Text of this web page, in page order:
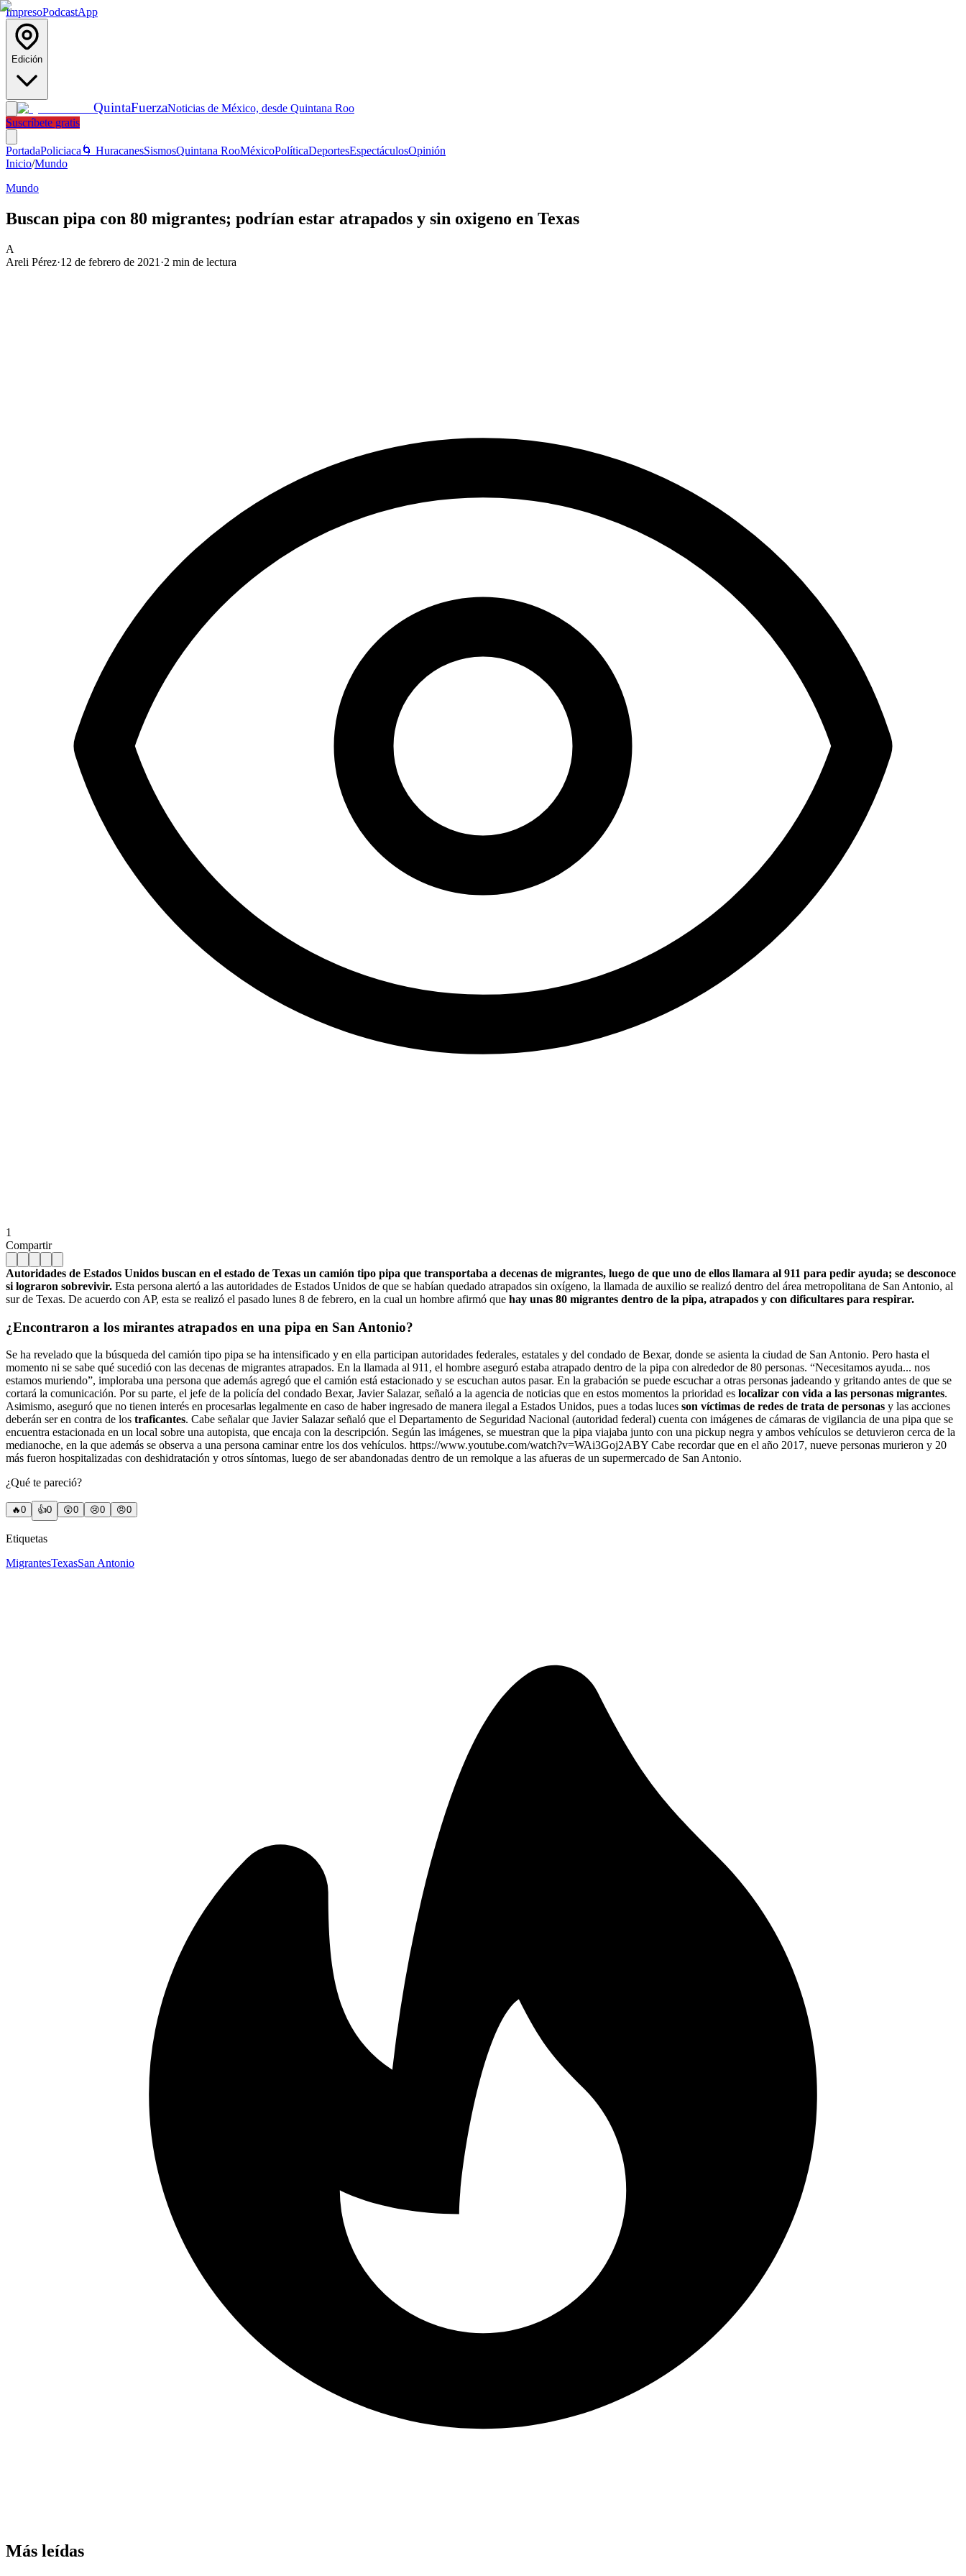
ImpresoPodcastApp
Edición
QuintaFuerzaNoticias de México, desde Quintana Roo
Suscríbete gratis
PortadaPoliciaca 🌀 HuracanesSismosQuintana RooMéxicoPolíticaDeportesEspectáculosOpinión
Inicio/Mundo
Mundo
Buscan pipa con 80 migrantes; podrían estar atrapados y sin oxigeno en Texas
A
Areli Pérez·12 de febrero de 2021 ·2 min de lectura
1
Compartir
Autoridades de Estados Unidos buscan en el estado de Texas un camión tipo pipa que transportaba a decenas de migrantes, luego de que uno de ellos llamara al 911 para pedir ayuda; se desconoce
si lograron sobrevivir. Esta persona alertó a las autoridades de Estados Unidos de que se habían quedado atrapados sin oxígeno, la llamada de auxilio se realizó dentro del área metropolitana de San Antonio, al
sur de Texas. De acuerdo con AP, esta se realizó el pasado lunes 8 de febrero, en la cual un hombre afirmó que hay unas 80 migrantes dentro de la pipa, atrapados y con dificultares para respirar.
¿Encontraron a los mirantes atrapados en una pipa en San Antonio?
Se ha revelado que la búsqueda del camión tipo pipa se ha intensificado y en ella participan autoridades federales, estatales y del condado de Bexar, donde se asienta la ciudad de San Antonio. Pero hasta el
momento ni se sabe qué sucedió con las decenas de migrantes atrapados. En la llamada al 911, el hombre aseguró estaba atrapado dentro de la pipa con alrededor de 80 personas. “Necesitamos ayuda... nos
estamos muriendo”, imploraba una persona que además agregó que el camión está estacionado y se escuchan autos pasar. En la grabación se puede escuchar a otras personas jadeando y gritando antes de que se
cortará la comunicación. Por su parte, el jefe de la policía del condado Bexar, Javier Salazar, señaló a la agencia de noticias que en estos momentos la prioridad es localizar con vida a las personas migrantes.
Asimismo, aseguró que no tienen interés en procesarlas legalmente en caso de haber ingresado de manera ilegal a Estados Unidos, pues a todas luces son víctimas de redes de trata de personas y las acciones
deberán ser en contra de los traficantes. Cabe señalar que Javier Salazar señaló que el Departamento de Seguridad Nacional (autoridad federal) cuenta con imágenes de cámaras de vigilancia de una pipa que se
encuentra estacionada en un local sobre una autopista, que encaja con la descripción. Según las imágenes, se muestran que la pipa viajaba junto con una pickup negra y ambos vehículos se detuvieron cerca de la
medianoche, en la que además se observa a una persona caminar entre los dos vehículos. https://www.youtube.com/watch?v=WAi3Goj2ABY Cabe recordar que en el año 2017, nueve personas murieron y 20
más fueron hospitalizadas con deshidratación y otros síntomas, luego de ser abandonadas dentro de un remolque a las afueras de un supermercado de San Antonio.
¿Qué te pareció?
🔥0 👍0 😲0 😢0 😠0
Etiquetas
MigrantesTexasSan Antonio
Más leídas